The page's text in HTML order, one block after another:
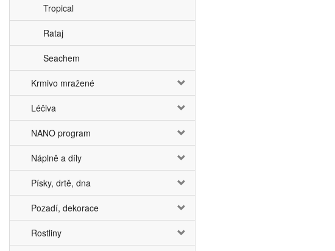
Tropical
Rataj
Seachem
Krmivo mražené
Léčiva
NANO program
Náplně a díly
Písky, drtě, dna
Pozadí, dekorace
Rostliny